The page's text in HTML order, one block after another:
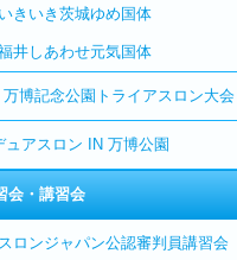
きいき茨城ゆめ国体
井しあわせ元気国体
万博記念公園トライアスロン大会
ュアスロン IN 万博公園
会・講習会
ロンジャパン公認審判員講習会